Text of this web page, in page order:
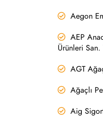
Aegon
AEP
Ürünleri
AGT
Ağaçlı
Aig